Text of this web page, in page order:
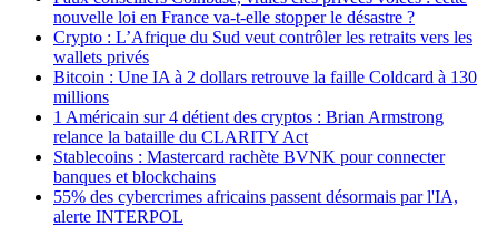
nouvelle loi en France va-t-elle stopper le désastre ?
Crypto : L’Afrique du Sud veut contrôler les retraits vers les
wallets privés
Bitcoin : Une IA à 2 dollars retrouve la faille Coldcard à 130
millions
1 Américain sur 4 détient des cryptos : Brian Armstrong
relance la bataille du CLARITY Act
Stablecoins : Mastercard rachète BVNK pour connecter
banques et blockchains
55% des cybercrimes africains passent désormais par l'IA,
alerte INTERPOL